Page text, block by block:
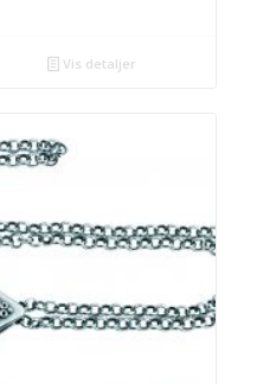
Vis detaljer